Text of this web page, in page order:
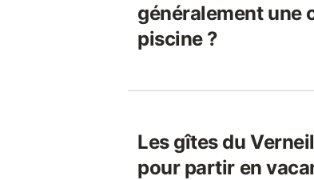
généralement une
piscine ?
Les gîtes du
pour partir en